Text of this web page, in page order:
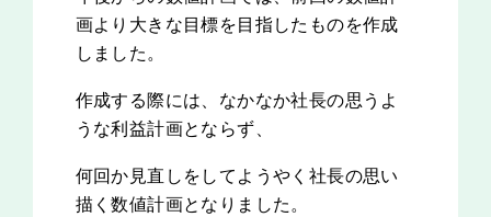
画より大きな目標を目指したものを作成
しました。
作成する際には、なかなか社長の思うよ
うな利益計画とならず、
何回か見直しをしてようやく社長の思い
描く数値計画となりました。